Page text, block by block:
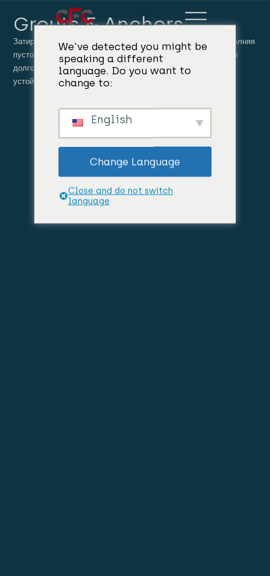
Grouts & Anchors
Затирки и анкеры повышают устойчивость конструкции, заполняя
пустоты и закрепляя элементы, обеспечивая безопасность и
долговечность при строительстве и ремонте, а также
устойчивость к факторам окружающей среды.
We've detected you might be
speaking a different
language. Do you want to
change to:
English
Change Language
Close and do not switch
language